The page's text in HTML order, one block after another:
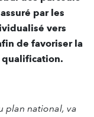
par les
vers
de favoriser la
qualification.
plan national, va